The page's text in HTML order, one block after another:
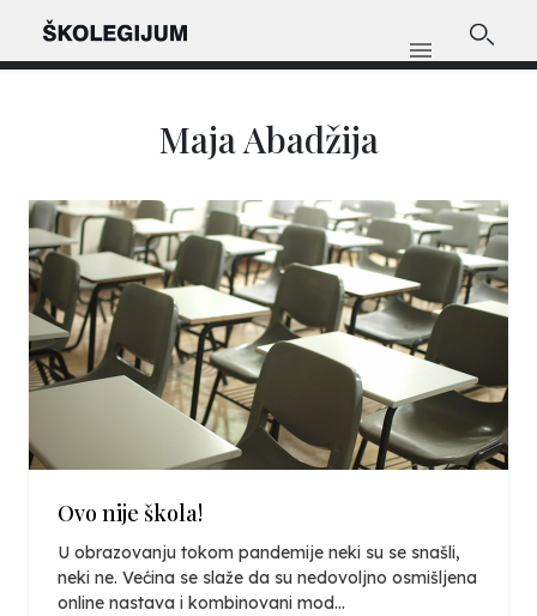
Maja Abadžija
Ovo nije škola!
U obrazovanju tokom pandemije neki su se snašli,
neki ne. Većina se slaže da su nedovoljno osmišljena
online nastava i kombinovani mod...